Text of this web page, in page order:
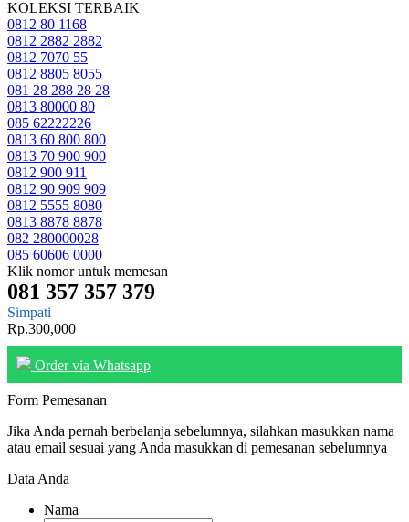
KOLEKSI TERBAIK
0812 80 1168
0812 2882 2882
0812 7070 55
0812 8805 8055
081 28 288 28 28
0813 80000 80
085 62222226
0813 60 800 800
0813 70 900 900
0812 900 911
0812 90 909 909
0812 5555 8080
0813 8878 8878
082 280000028
085 60606 0000
Klik nomor untuk memesan
081 357 357 379
Simpati
Rp.300,000
Order via Whatsapp
Form Pemesanan
Jika Anda pernah berbelanja sebelumnya, silahkan masukkan nama
atau email sesuai yang Anda masukkan di pemesanan sebelumnya
Data Anda
Nama